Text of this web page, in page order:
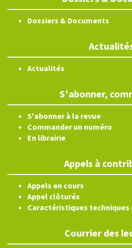
Dossiers & Documents
Actualités
S'abonner,
S'abonner à la revue
Commander un numéro
En librairie
Appels à
Appels en cours
Appel clôturés
Caractéristiques techniques
Courrier des